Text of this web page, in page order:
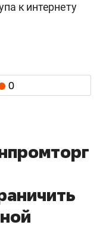
к интернету
0